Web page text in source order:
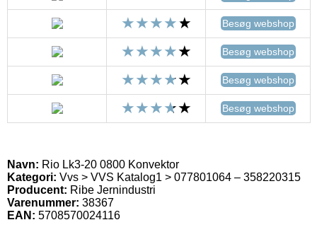
Besøg webshop
Besøg webshop
Besøg webshop
Besøg webshop
Navn: Rio Lk3-20 0800 Konvektor
Kategori: Vvs > VVS Katalog1 > 077801064 – 358220315
Producent: Ribe Jernindustri
Varenummer: 38367
EAN: 5708570024116